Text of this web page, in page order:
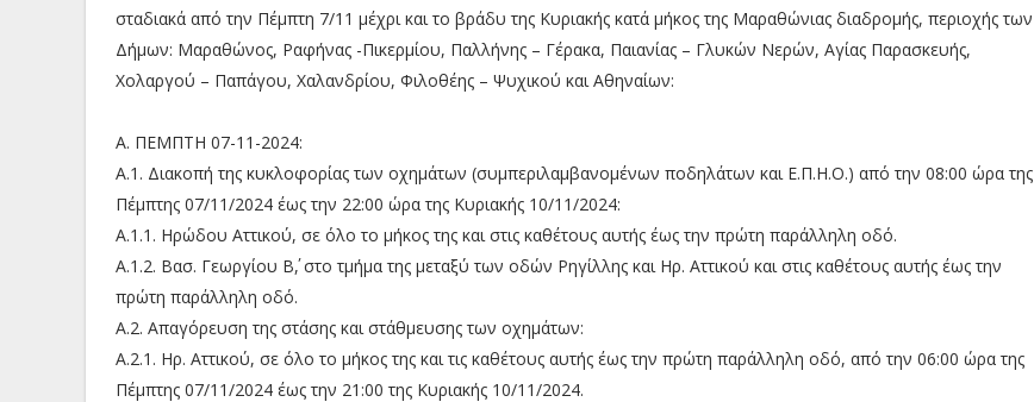
σταδιακά από την Πέμπτη 7/11 μέχρι και το βράδυ της Κυριακής κατά μήκος της Μαραθώνιας διαδρομής, περιοχής των
Δήμων: Μαραθώνος, Ραφήνας -Πικερμίου, Παλλήνης – Γέρακα, Παιανίας – Γλυκών Νερών, Αγίας Παρασκευής,
Χολαργού – Παπάγου, Χαλανδρίου, Φιλοθέης – Ψυχικού και Αθηναίων:
Α. ΠΕΜΠΤΗ 07-11-2024:
Α.1. Διακοπή της κυκλοφορίας των οχημάτων (συμπεριλαμβανομένων ποδηλάτων και Ε.Π.Η.Ο.) από την 08:00 ώρα της
Πέμπτης 07/11/2024 έως την 22:00 ώρα της Κυριακής 10/11/2024:
Α.1.1. Ηρώδου Αττικού, σε όλο το μήκος της και στις καθέτους αυτής έως την πρώτη παράλληλη οδό.
Α.1.2. Βασ. Γεωργίου Β΄, στο τμήμα της μεταξύ των οδών Ρηγίλλης και Ηρ. Αττικού και στις καθέτους αυτής έως την
πρώτη παράλληλη οδό.
Α.2. Απαγόρευση της στάσης και στάθμευσης των οχημάτων:
Α.2.1. Ηρ. Αττικού, σε όλο το μήκος της και τις καθέτους αυτής έως την πρώτη παράλληλη οδό, από την 06:00 ώρα της
Πέμπτης 07/11/2024 έως την 21:00 της Κυριακής 10/11/2024.